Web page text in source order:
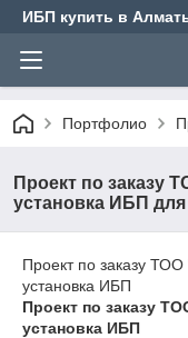
ИБП купить в
Портфолио
Проект по заказу
установка ИБП
Проект по заказу
установка ИБП
Проект по заказу
установка ИБП